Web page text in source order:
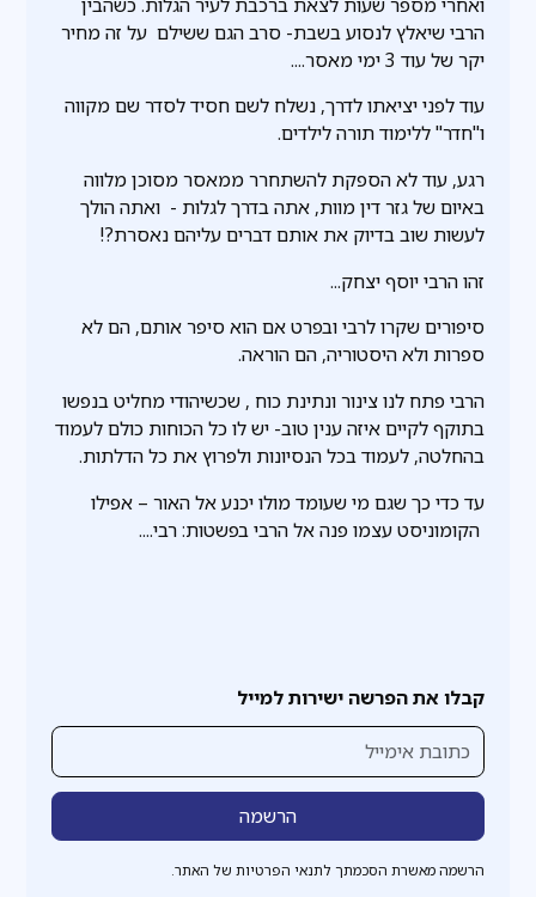
קבלו את הפרשה ישירות למייל
הרשמה מאשרת הסכמתך לתנאי הפרטיות של האתר.
הרבי שיאלץ לנסוע בשבת- סרב הגם ששילם על זה מחיר
יקר של עוד 3 ימי מאסר....
עוד לפני יציאתו לדרך, נשלח לשם חסיד לסדר שם מקווה
ו"חדר" ללימוד תורה לילדים.
רגע, עוד לא הספקת להשתחרר ממאסר מסוכן מלווה
באיום של גזר דין מוות, אתה בדרך לגלות - ואתה הולך
לעשות שוב בדיוק את אותם דברים עליהם נאסרת?!
זהו הרבי יוסף יצחק...
סיפורים שקרו לרבי ובפרט אם הוא סיפר אותם, הם לא
ספרות ולא היסטוריה, הם הוראה.
הרבי פתח לנו צינור ונתינת כוח , שכשיהודי מחליט בנפשו
בתוקף לקיים איזה ענין טוב- יש לו כל הכוחות כולם לעמוד
בהחלטה, לעמוד בכל הנסיונות ולפרוץ את כל הדלתות.
עד כדי כך שגם מי שעומד מולו יכנע אל האור – אפילו
הקומוניסט עצמו פנה אל הרבי בפשטות: רבי....